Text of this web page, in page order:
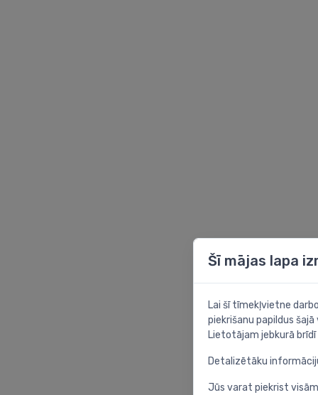
Šī mājas lapa
Lai šī tīmekļvietne
piekrišanu papildus
Lietotājam jebkurā
Detalizētāku
Jūs varat piekrist